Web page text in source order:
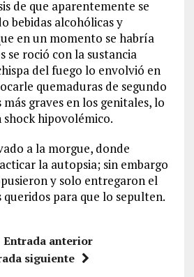
de que aparentemente se
bebidas alcohólicas y
en un momento se habría
se roció con la sustancia
del fuego lo envolvió en
quemaduras de segundo
graves en los genitales, lo
hipovolémico.
a la morgue, donde
la autopsia; sin embargo
y solo entregaron el
queridos para que lo sepulten.
Entrada anterior
siguiente